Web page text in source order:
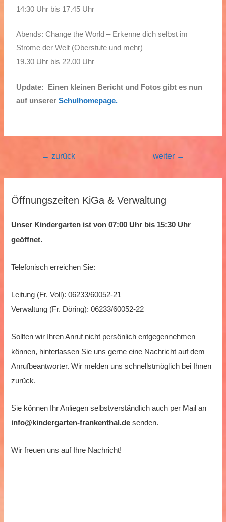
14:30 Uhr bis 17.45 Uhr
Abends: Change the World – Erkenne dich selbst im
Strome der Welt (Oberstufe und mehr)
19.30 Uhr bis 22.00 Uhr
Update: Einen kleinen Bericht und Fotos gibt es nun
auf unsererSchulhomepage.
← zurück weiter →
Öffnungszeiten KiGa & Verwaltung
Unser Kindergarten ist von 07:00 Uhr bis 15:30 Uhr
geöffnet.
Telefonisch erreichen Sie:
Leitung (Fr. Voll): 06233/60052-21
Verwaltung (Fr. Döring): 06233/60052-22
Sollten wir Ihren Anruf nicht persönlich entgegennehmen
können, hinterlassen Sie uns gerne eine Nachricht auf dem
Anrufbeantworter. Wir melden uns schnellstmöglich bei Ihnen
zurück.
Sie können Ihr Anliegen selbstverständlich auch per Mail an
info@kindergarten-frankenthal.de senden.
Wir freuen uns auf Ihre Nachricht!